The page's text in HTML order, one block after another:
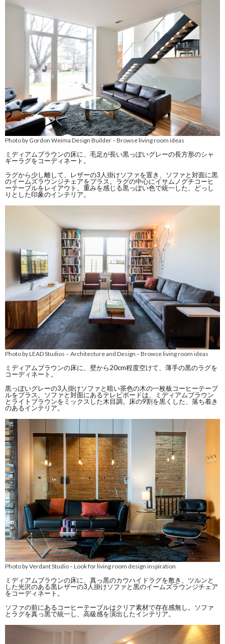
Photo by Gordon Weima Design Builder–Browse living room ideas
ミディアムブラウンの床に、毛足が長い黒っぽいグレーの長方形のシャ
ギーラグをコーディネート。
ラグから少し離して、レザーの3人掛けソファを置き、ソファと対面に黒
のイームズラウンジチェアをプラス。ラグの中心にイサムノグチコーヒ
ーテーブルをレイアウト。重みを感じる黒っぽい色で統一した、どっし
りとした印象のインテリア。
Photo by LEAD Studios – Architecture and Design –Browse living room ideas
ミディアムブラウンの床に、壁から20cm程度空けて、薄手の黒のラグを
コーディネート。
黒っぽいグレーの3人掛けソファと暗い茶色の木の一枚板コーヒーテーブ
ルをプラス。ソファと対面にあるテレビボードは、ミディアムブラウン
とライトブラウンをミックスした木目調。床の9割を黒くした、落ち着き
のあるインテリア。
Photo by Verdant Studio–Look for living room design inspiration
ミディアムブラウンの床に、真っ黒のカウハイドラグを敷き、ツルンと
した光沢のある黒レザーの3人掛けソファと黒のイームズラウンジチェア
をコーディネート。
ソファの前にあるコーヒーテーブルはクリア素材で存在感無し。ソファ
とラグを真っ黒で統一し、高級感を演出したインテリア。